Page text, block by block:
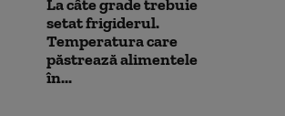
La câte grade trebuie
setat frigiderul.
Temperatura care
păstrează alimentele
în...